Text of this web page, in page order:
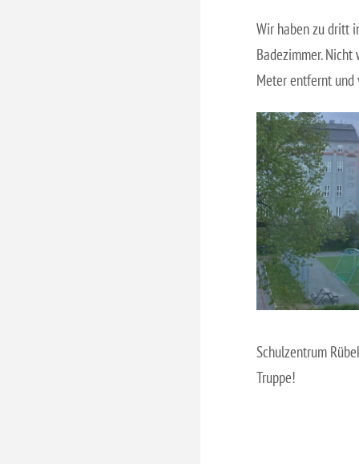
Wir haben zu dritt
Badezimmer.
Meter entfernt und
Schulzentrum
Truppe!